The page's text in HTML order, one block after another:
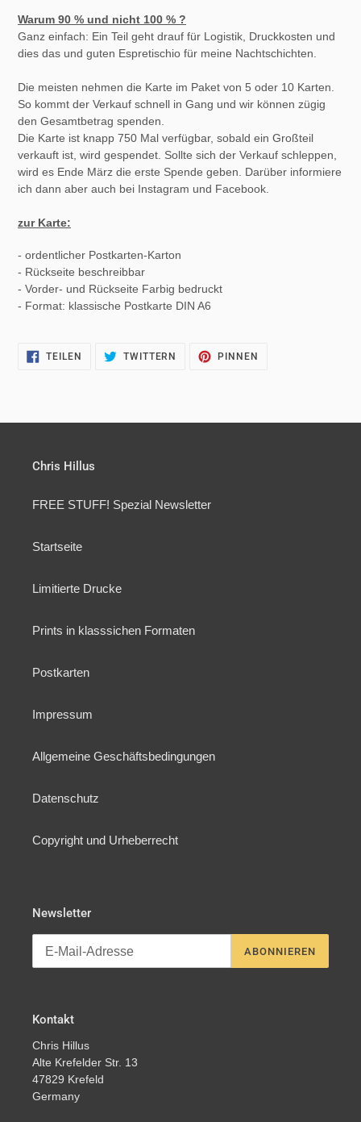
Warum 90 % und nicht 100 % ?
Ganz einfach: Ein Teil geht drauf für Logistik, Druckkosten und
dies das und guten Espretischio für meine Nachtschichten.
Die meisten nehmen die Karte im Paket von 5 oder 10 Karten.
So kommt der Verkauf schnell in Gang und wir können zügig
den Gesamtbetrag spenden.
Die Karte ist knapp 750 Mal verfügbar, sobald ein Großteil
verkauft ist, wird gespendet. Sollte sich der Verkauf schleppen,
wird es Ende März die erste Spende geben. Darüber informiere
ich dann aber auch bei Instagram und Facebook.
zur Karte:
- ordentlicher Postkarten-Karton
- Rückseite beschreibbar
- Vorder- und Rückseite Farbig bedruckt
- Format: klassische Postkarte DIN A6
TEILEN
FACEBOOK
TWITTERN
TWITTER
PINNEN
Chris Hillus
FREE STUFF! Spezial Newsletter
Startseite
Limitierte Drucke
Prints in klasssichen Formaten
Postkarten
Impressum
Allgemeine Geschäftsbedingungen
Datenschutz
Copyright und Urheberrecht
Newsletter
ABONNIEREN
Kontakt
Chris Hillus
Alte Krefelder Str. 13
47829 Krefeld
Germany